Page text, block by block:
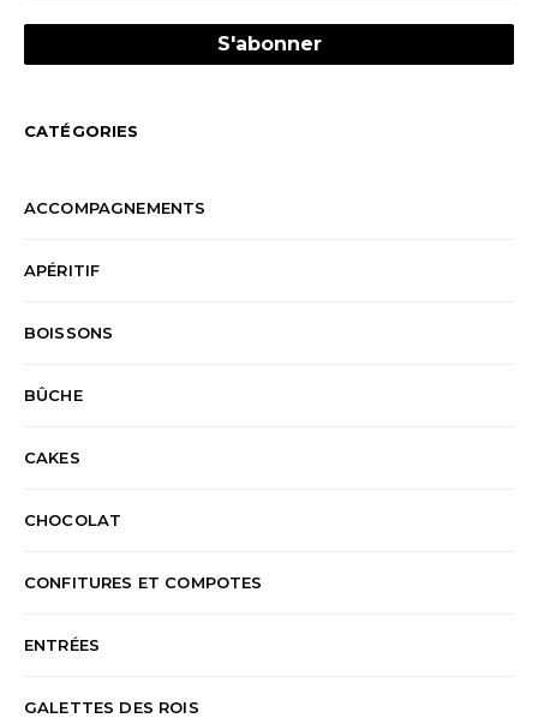
CATÉGORIES
ACCOMPAGNEMENTS
APÉRITIF
BOISSONS
BÛCHE
CAKES
CHOCOLAT
CONFITURES ET COMPOTES
ENTRÉES
GALETTES DES ROIS